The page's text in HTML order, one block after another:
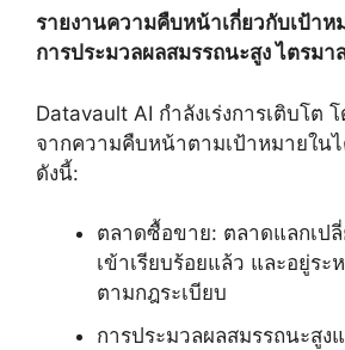
รายงานความคืบหน้าเกี่ยวกับเป้าห
การประมวลผลสมรรถนะสูง ไตรม
Datavault AI กำลังเร่งการเติบโต
จากความคืบหน้าตามเป้าหมายใน
ดังนี้:
ตลาดซื้อขาย: ตลาดแลกเป
เข้าเรียบร้อยแล้ว และอยู่ระ
ตามกฎระเบียบ
การประมวลผลสมรรถนะสูง